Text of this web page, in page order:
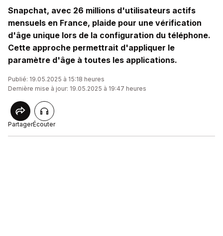
Snapchat, avec 26 millions d'utilisateurs actifs
mensuels en France, plaide pour une vérification
d'âge unique lors de la configuration du téléphone.
Cette approche permettrait d'appliquer le
paramètre d'âge à toutes les applications.
Publié: 19.05.2025 à 15:18 heures
Dernière mise à jour: 19.05.2025 à 19:47 heures
PartagerÉcouter